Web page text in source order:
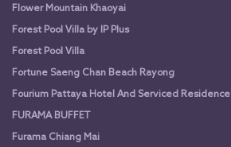
Flower Mountain Khaoyai
Forest Pool Villa by IP Plus
Forest Pool Villa
Fortune Saeng Chan Beach Rayong
Fourium Pattaya Hotel And Serviced Residence
FURAMA BUFFET
Furama Chiang Mai